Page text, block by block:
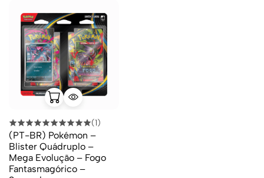
(1)
(PT-BR) Pokémon –
Blister Quádruplo –
Mega Evolução – Fogo
Fantasmagórico –